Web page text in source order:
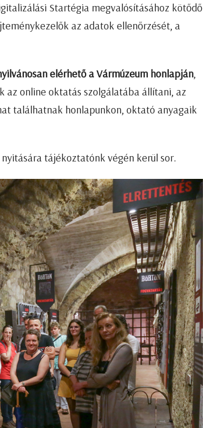
Startégia megvalósításához kötődő
az adatok ellenőrzését, a
elérhető a Vármúzeum honlapján,
online oktatás szolgálatába állítani, az
találhatnak honlapunkon, oktató anyagaik
tájékoztatónk végén kerül sor.